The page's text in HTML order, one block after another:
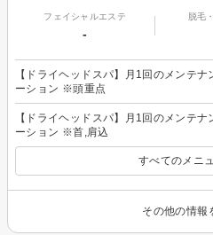
フェイシャルエステ
-
脱毛
【ドライヘッドスパ】月1回のメンテ
ーション ※頭重点
【ドライヘッドスパ】月1回のメンテ
ーション ※首,肩込
すべてのメニ
その他の情報